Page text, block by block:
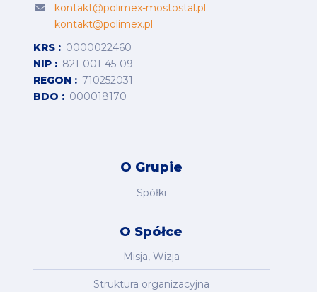
kontakt@polimex-mostostal.pl
kontakt@polimex.pl
KRS
0000022460
NIP
821-001-45-09
REGON
710252031
BDO
000018170
O Grupie
Spółki
O Spółce
Misja, Wizja
Struktura organizacyjna